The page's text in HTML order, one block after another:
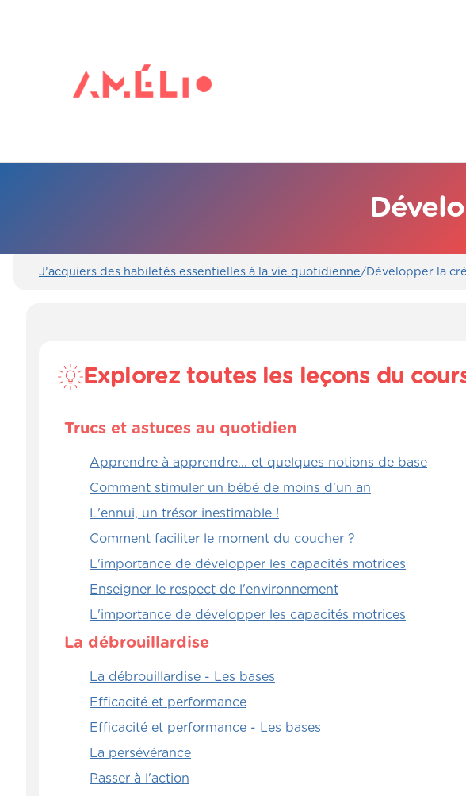
J’acquiers des habiletés essentielles à la vie quotidienne/Développer la
Explorez toutes les leçons du
Trucs et astuces au quotidien
Apprendre à apprendre... et quelques notions de base
Comment stimuler un bébé de moins d'un an
L'ennui, un trésor inestimable !
Comment faciliter le moment du coucher ?
L'importance de développer les capacités motrices
Enseigner le respect de l'environnement
L'importance de développer les capacités motrices
La débrouillardise
La débrouillardise - Les bases
Efficacité et performance
Efficacité et performance - Les bases
La persévérance
Passer à l'action